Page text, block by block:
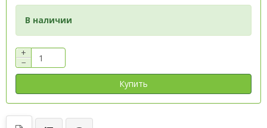
В наличии
+
−
Купить